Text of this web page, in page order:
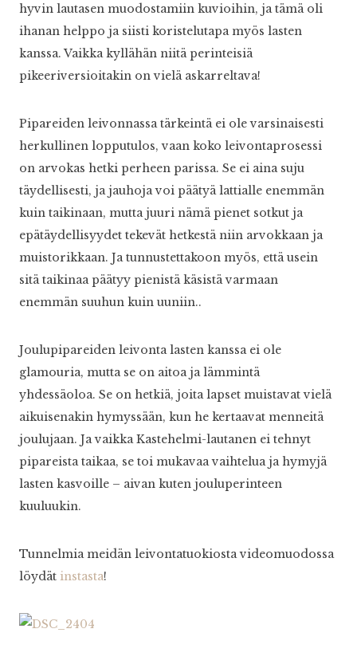
hyvin lautasen muodostamiin kuvioihin, ja tämä oli
ihanan helppo ja siisti koristelutapa myös lasten
kanssa. Vaikka kyllähän niitä perinteisiä
pikeeriversioitakin on vielä askarreltava!
Pipareiden leivonnassa tärkeintä ei ole varsinaisesti
herkullinen lopputulos, vaan koko leivontaprosessi
on arvokas hetki perheen parissa. Se ei aina suju
täydellisesti, ja jauhoja voi päätyä lattialle enemmän
kuin taikinaan, mutta juuri nämä pienet sotkut ja
epätäydellisyydet tekevät hetkestä niin arvokkaan ja
muistorikkaan. Ja tunnustettakoon myös, että usein
sitä taikinaa päätyy pienistä käsistä varmaan
enemmän suuhun kuin uuniin..
Joulupipareiden leivonta lasten kanssa ei ole
glamouria, mutta se on aitoa ja lämmintä
yhdessäoloa. Se on hetkiä, joita lapset muistavat vielä
aikuisenakin hymyssään, kun he kertaavat menneitä
joulujaan. Ja vaikka Kastehelmi-lautanen ei tehnyt
pipareista taikaa, se toi mukavaa vaihtelua ja hymyjä
lasten kasvoille – aivan kuten jouluperinteen
kuuluukin.
Tunnelmia meidän leivontatuokiosta videomuodossa
löydät instasta!